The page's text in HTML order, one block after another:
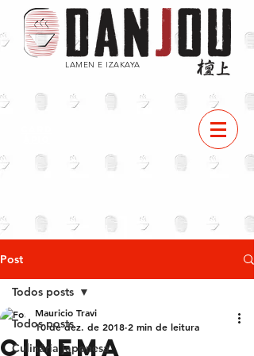
LAMEN E IZAKAYA
Post
Todos posts
Culinária japonesa
Todos posts
Cinema
Mauricio Travi
10 de dez. de 2018 2 min de leitura